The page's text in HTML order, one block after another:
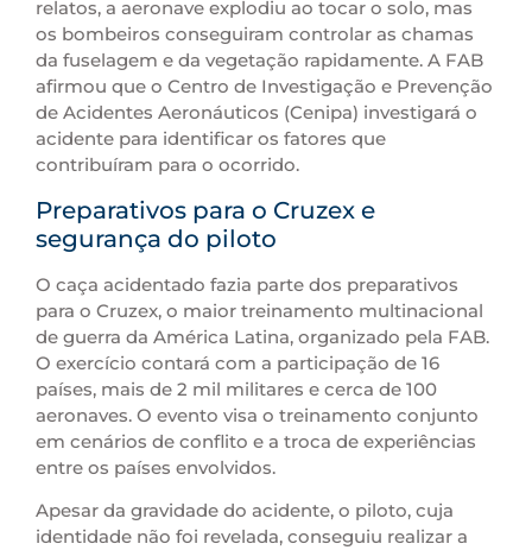
relatos, a aeronave explodiu ao tocar o solo, mas
os bombeiros conseguiram controlar as chamas
da fuselagem e da vegetação rapidamente. A FAB
afirmou que o Centro de Investigação e Prevenção
de Acidentes Aeronáuticos (Cenipa) investigará o
acidente para identificar os fatores que
contribuíram para o ocorrido.
Preparativos para o Cruzex e
segurança do piloto
O caça acidentado fazia parte dos preparativos
para o Cruzex, o maior treinamento multinacional
de guerra da América Latina, organizado pela FAB.
O exercício contará com a participação de 16
países, mais de 2 mil militares e cerca de 100
aeronaves. O evento visa o treinamento conjunto
em cenários de conflito e a troca de experiências
entre os países envolvidos.
Apesar da gravidade do acidente, o piloto, cuja
identidade não foi revelada, conseguiu realizar a